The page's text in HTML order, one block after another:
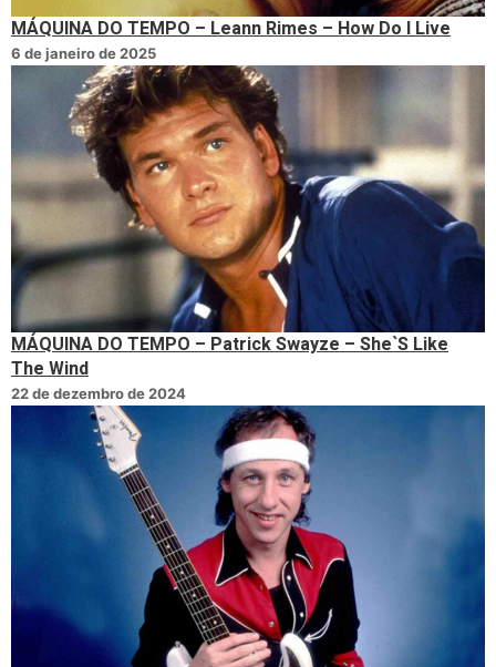
MÁQUINA DO TEMPO – Leann Rimes – How Do I Live
6 de janeiro de 2025
MÁQUINA DO TEMPO – Patrick Swayze – She`S Like
The Wind
22 de dezembro de 2024